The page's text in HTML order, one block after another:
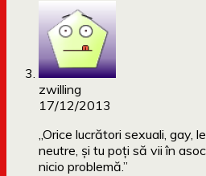
zwilling
17/12/2013
„Orice lucrători sexuali, gay,
neutre, și tu poți să vii în
nicio problemă.”